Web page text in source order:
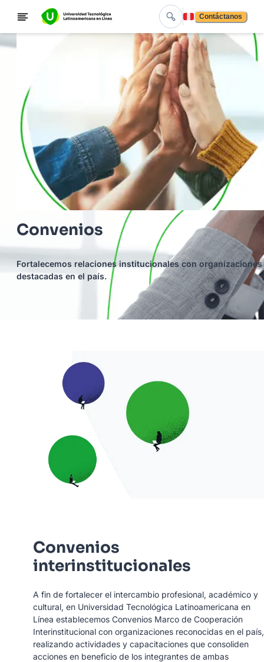
Contáctanos
Convenios
Fortalecemos relaciones institucionales con organizaciones
destacadas en el país.
Convenios
interinstitucionales
A fin de fortalecer el intercambio profesional, académico y
cultural, en Universidad Tecnológica Latinoamericana en
Línea establecemos Convenios Marco de Cooperación
Interinstitucional con organizaciones reconocidas en el país,
realizando actividades y capacitaciones que consoliden
acciones en beneficio de los integrantes de ambas